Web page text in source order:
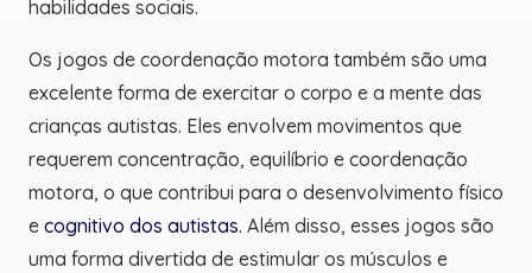
habilidades sociais.
Os jogos de coordenação motora também são uma
excelente forma de exercitar o corpo e a mente das
crianças autistas. Eles envolvem movimentos que
requerem concentração, equilíbrio e coordenação
motora, o que contribui para o desenvolvimento físico
e cognitivo dos autistas. Além disso, esses jogos são
uma forma divertida de estimular os músculos e